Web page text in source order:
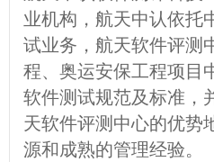
业机构，航天中认依托
试业务，航天软件评测
程、奥运安保工程项目
软件测试规范及标准，
天软件评测中心的优势
源和成熟的管理经验。